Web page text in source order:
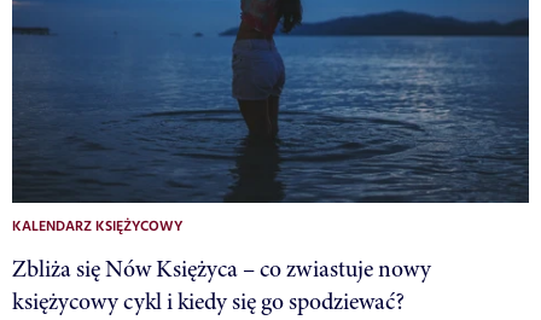
KALENDARZ KSIĘŻYCOWY
Zbliża się Nów Księżyca – co zwiastuje nowy
księżycowy cykl i kiedy się go spodziewać?